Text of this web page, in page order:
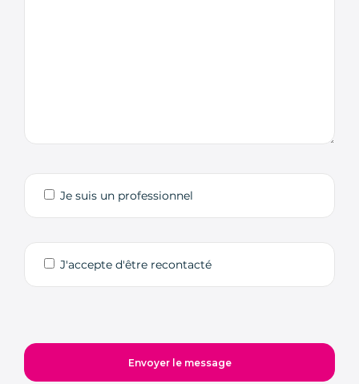
Je suis un professionnel
J'accepte d'être recontacté